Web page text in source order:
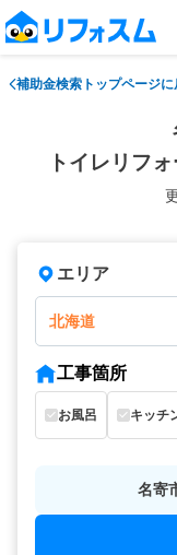
補助金検索トップページに
トイレリフ
エリア
北海道
工事箇所
お風呂 キッチ
名寄